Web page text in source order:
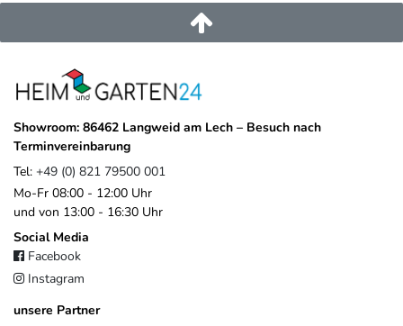
Showroom: 86462 Langweid am Lech – Besuch nach
Terminvereinbarung
Tel: +49 (0) 821 79500 001
Mo-Fr 08:00 - 12:00 Uhr
und von 13:00 - 16:30 Uhr
Social Media
Facebook
Instagram
unsere Partner